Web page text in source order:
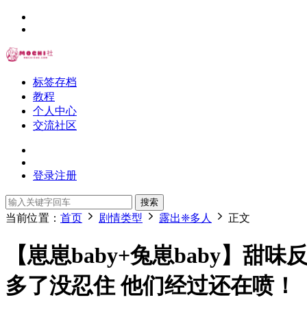
标签存档
教程
个人中心
交流社区
登录注册
搜索
当前位置： 首页 剧情类型 露出❈多人 正文
【崽崽baby+兔崽baby】甜
多了没忍住 他们经过还在喷！